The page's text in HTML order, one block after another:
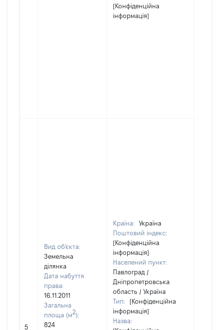
[Конфіденційна
інформація]
5
Вид об'єкта:
Земельна
ділянка
Дата набуття
права:
16.11.2011
Загальна
площа (м2):
824
Країна:
Україна
Поштовий індекс:
[Конфіденційна
інформація]
Населений пункт:
Павлоград /
Дніпропетровська
область / Україна
Тип:
[Конфіденційна
інформація]
Назва: